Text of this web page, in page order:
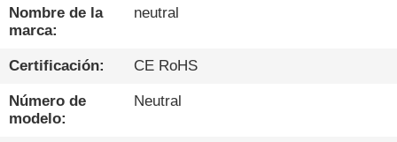
VISITA
A
LA
FÁBRICA
Nombre de la
marca:
neutral
Certificación: CE RoHS
Número de
modelo:
Neutral